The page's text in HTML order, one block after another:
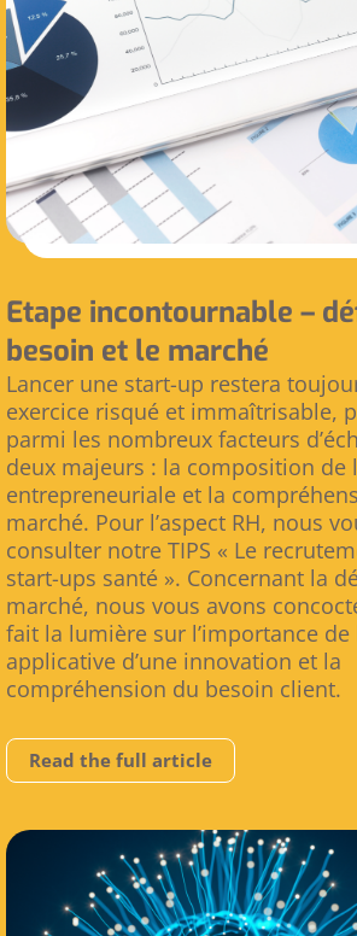
Etape incontournable –
besoin et le marché
Lancer une start-up restera
exercice risqué et immaîtrisable,
parmi les nombreux facteurs
deux majeurs : la composition de
entrepreneuriale et la
marché. Pour l’aspect RH, nous
consulter notre TIPS « Le
start-ups santé ». Concernant la
marché, nous vous avons
fait la lumière sur l’importance de
applicative d’une innovation et la
compréhension du besoin client.
Read the full article